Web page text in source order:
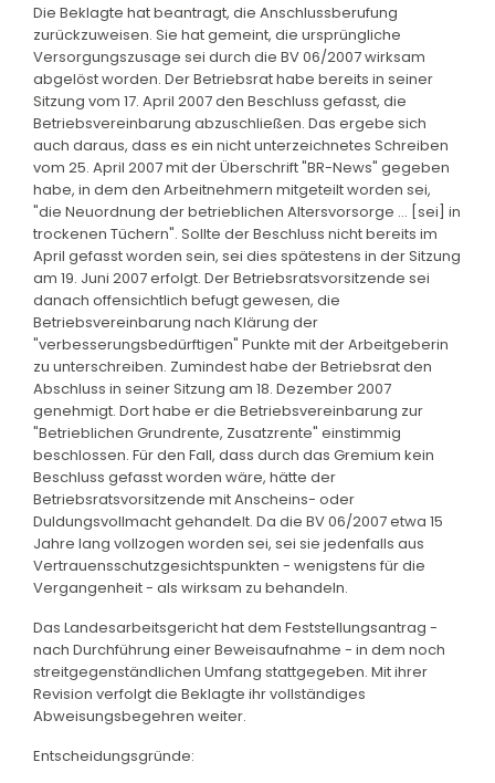
Die Beklagte hat beantragt, die Anschlussberufung
zurückzuweisen. Sie hat gemeint, die ursprüngliche
Versorgungszusage sei durch die BV 06/2007 wirksam
abgelöst worden. Der Betriebsrat habe bereits in seiner
Sitzung vom 17. April 2007 den Beschluss gefasst, die
Betriebsvereinbarung abzuschließen. Das ergebe sich
auch daraus, dass es ein nicht unterzeichnetes Schreiben
vom 25. April 2007 mit der Überschrift "BR-News" gegeben
habe, in dem den Arbeitnehmern mitgeteilt worden sei,
"die Neuordnung der betrieblichen Altersvorsorge ... [sei] in
trockenen Tüchern". Sollte der Beschluss nicht bereits im
April gefasst worden sein, sei dies spätestens in der Sitzung
am 19. Juni 2007 erfolgt. Der Betriebsratsvorsitzende sei
danach offensichtlich befugt gewesen, die
Betriebsvereinbarung nach Klärung der
"verbesserungsbedürftigen" Punkte mit der Arbeitgeberin
zu unterschreiben. Zumindest habe der Betriebsrat den
Abschluss in seiner Sitzung am 18. Dezember 2007
genehmigt. Dort habe er die Betriebsvereinbarung zur
"Betrieblichen Grundrente, Zusatzrente" einstimmig
beschlossen. Für den Fall, dass durch das Gremium kein
Beschluss gefasst worden wäre, hätte der
Betriebsratsvorsitzende mit Anscheins- oder
Duldungsvollmacht gehandelt. Da die BV 06/2007 etwa 15
Jahre lang vollzogen worden sei, sei sie jedenfalls aus
Vertrauensschutzgesichtspunkten - wenigstens für die
Vergangenheit - als wirksam zu behandeln.
Das Landesarbeitsgericht hat dem Feststellungsantrag -
nach Durchführung einer Beweisaufnahme - in dem noch
streitgegenständlichen Umfang stattgegeben. Mit ihrer
Revision verfolgt die Beklagte ihr vollständiges
Abweisungsbegehren weiter.
Entscheidungsgründe: